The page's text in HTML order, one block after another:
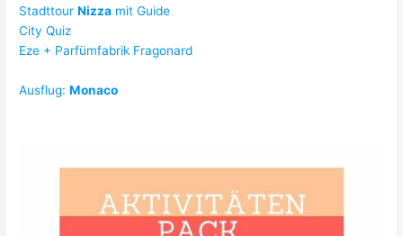
StadttourNizza mit Guide
City Quiz
Eze + Parfümfabrik Fragonard
Ausflug:Monaco